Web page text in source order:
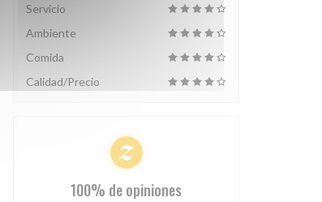
Servicio
Ambiente
Comida
Calidad/Precio
100% de opiniones